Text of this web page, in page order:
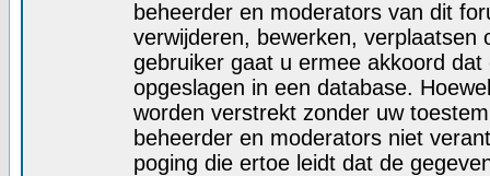
beheerder en moderators van dit
verwijderen, bewerken, verplaatsen
gebruiker gaat u ermee akkoord
opgeslagen in een database.
worden verstrekt zonder uw
beheerder en moderators niet
poging die ertoe leidt dat de